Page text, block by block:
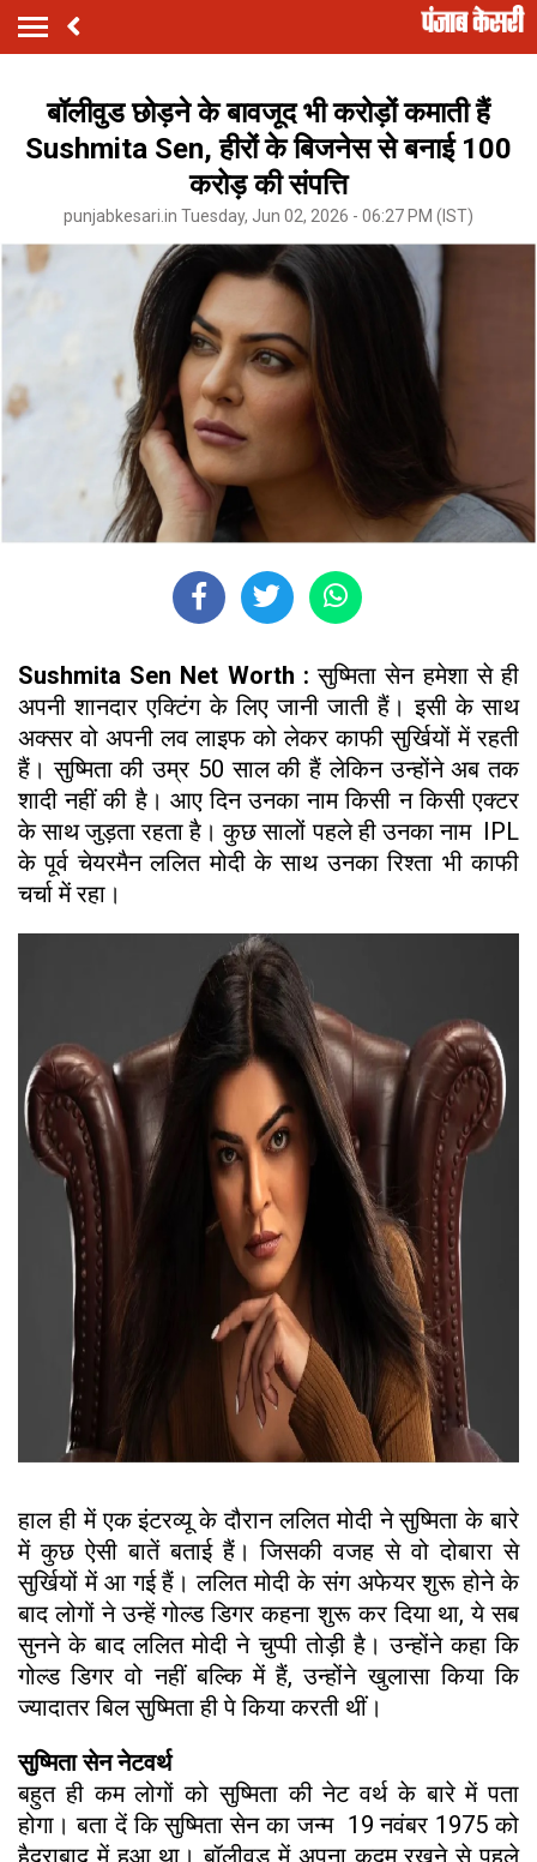
बॉलीवुड छोड़ने के बावजूद भी करोड़ों कमाती हैं
Sushmita Sen, हीरों के बिजनेस से बनाई 100
करोड़ की संपत्ति
punjabkesari.in Tuesday, Jun 02, 2026 - 06:27 PM (IST)
Sushmita Sen Net Worth : सुष्मिता सेन हमेशा से ही
अपनी शानदार एक्टिंग के लिए जानी जाती हैं। इसी के साथ
अक्सर वो अपनी लव लाइफ को लेकर काफी सुर्खियों में रहती
हैं। सुष्मिता की उम्र 50 साल की हैं लेकिन उन्होंने अब तक
शादी नहीं की है। आए दिन उनका नाम किसी न किसी एक्टर
के साथ जुड़ता रहता है। कुछ सालों पहले ही उनका नाम IPL
के पूर्व चेयरमैन ललित मोदी के साथ उनका रिश्ता भी काफी
चर्चा में रहा।
हाल ही में एक इंटरव्यू के दौरान ललित मोदी ने सुष्मिता के बारे
में कुछ ऐसी बातें बताई हैं। जिसकी वजह से वो दोबारा से
सुर्खियों में आ गई हैं। ललित मोदी के संग अफेयर शुरू होने के
बाद लोगों ने उन्हें गोल्ड डिगर कहना शुरू कर दिया था, ये सब
सुनने के बाद ललित मोदी ने चुप्पी तोड़ी है। उन्होंने कहा कि
गोल्ड डिगर वो नहीं बल्कि में हैं, उन्होंने खुलासा किया कि
ज्यादातर बिल सुष्मिता ही पे किया करती थीं।
सुष्मिता सेन नेटवर्थ
बहुत ही कम लोगों को सुष्मिता की नेट वर्थ के बारे में पता
होगा। बता दें कि सुष्मिता सेन का जन्म 19 नवंबर 1975 को
हैदराबाद में हुआ था। बॉलीवुड में अपना कदम रखने से पहले